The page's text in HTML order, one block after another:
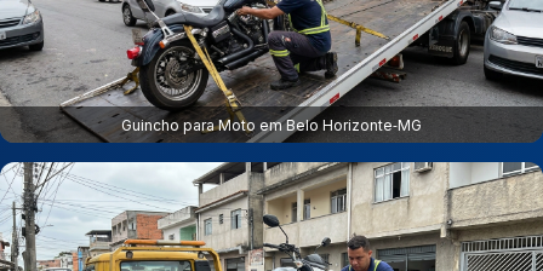
Guincho para Moto em Belo Horizonte‑MG